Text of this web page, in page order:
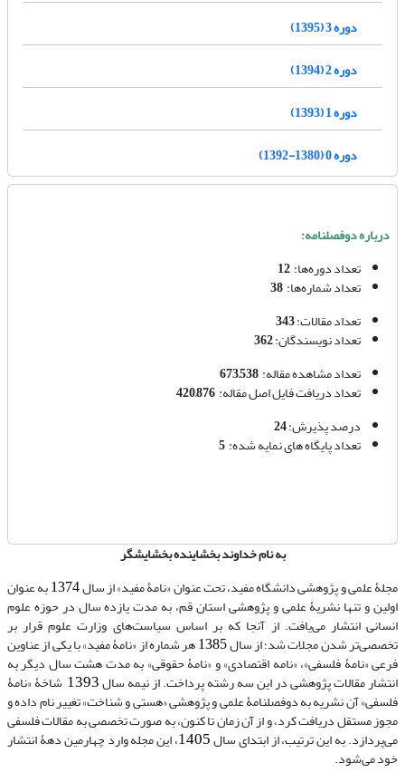
دوره 3 (1395)
دوره 2 (1394)
دوره 1 (1393)
دوره 0 (1380-1392)
درباره دوفصلنامه:
تعداد دوره‌ها:12
تعداد شماره‌ها:38
تعداد مقالات:343
تعداد نویسندگان:362
تعداد مشاهده مقاله:673,538
تعداد دریافت فایل اصل مقاله:420,876
درصد پذیرش:24
تعداد پایگاه های نمایه شده:5
به نام خداوند بخشاینده بخشایشگر
مجلۀ علمی و پژوهشی دانشگاه مفید، تحت عنوان «نامۀ مفید» از سال1374به عنوان
اولین و تنها نشریۀ علمی و پژوهشی استان قم، به مدت یازده سال در حوزه علوم
انسانی انتشار می‌یافت. از آنجا که بر اساس سیاست‌های وزارت علوم قرار بر
تخصصی‌تر شدن مجلات شد؛ از سال1385هر شماره از «نامۀ مفید» با یکی از عناوین
فرعی «نامۀ فلسفی»، «نامه اقتصادی» و «نامۀ حقوقی» به مدت هشت سال دیگر به
انتشار مقالات پژوهشی در این سه رشته پرداخت. از نیمه سال 1393 شاخۀ «نامۀ
فلسفی» آن نشریه به دوفصلنامۀ علمی و پژوهشی «هستی و شناخت» تغییر نام داده و
مجوز مستقل دریافت کرد، و از آن زمان تا کنون، به صورت تخصصی به مقالات فلسفی
می‌پردازد. به این ترتیب، از ابتدای سال 1405، این مجله وارد چهارمین دهۀ انتشار
خود می‌شود.